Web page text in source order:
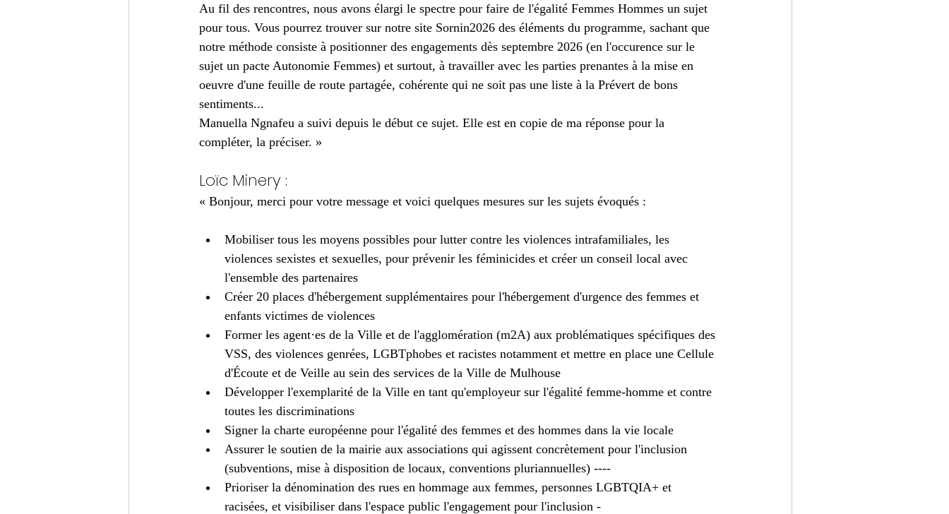
Au fil des rencontres, nous avons élargi le spectre pour faire de l'égalité Femmes Hommes un sujet
pour tous. Vous pourrez trouver sur notre site Sornin2026 des éléments du programme, sachant que
notre méthode consiste à positionner des engagements dès septembre 2026 (en l'occurence sur le
sujet un pacte Autonomie Femmes) et surtout, à travailler avec les parties prenantes à la mise en
oeuvre d'une feuille de route partagée, cohérente qui ne soit pas une liste à la Prévert de bons
sentiments...
Manuella Ngnafeu a suivi depuis le début ce sujet. Elle est en copie de ma réponse pour la
compléter, la préciser. »
Loïc Minery :
« Bonjour, merci pour votre message et voici quelques mesures sur les sujets évoqués :
Mobiliser tous les moyens possibles pour lutter contre les violences intrafamiliales, les
violences sexistes et sexuelles, pour prévenir les féminicides et créer un conseil local avec
l'ensemble des partenaires
Créer 20 places d'hébergement supplémentaires pour l'hébergement d'urgence des femmes et
enfants victimes de violences
Former les agent·es de la Ville et de l'agglomération (m2A) aux problématiques spécifiques des
VSS, des violences genrées, LGBTphobes et racistes notamment et mettre en place une Cellule
d'Écoute et de Veille au sein des services de la Ville de Mulhouse
Développer l'exemplarité de la Ville en tant qu'employeur sur l'égalité femme-homme et contre
toutes les discriminations
Signer la charte européenne pour l'égalité des femmes et des hommes dans la vie locale
Assurer le soutien de la mairie aux associations qui agissent concrètement pour l'inclusion
(subventions, mise à disposition de locaux, conventions pluriannuelles) ----
Prioriser la dénomination des rues en hommage aux femmes, personnes LGBTQIA+ et
racisées, et visibiliser dans l'espace public l'engagement pour l'inclusion -